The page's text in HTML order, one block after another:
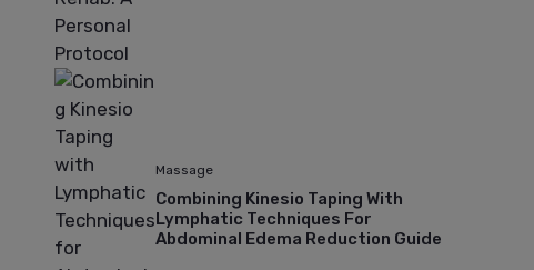
Massage
Combining Kinesio Taping With
Lymphatic Techniques For
Abdominal Edema Reduction Guide